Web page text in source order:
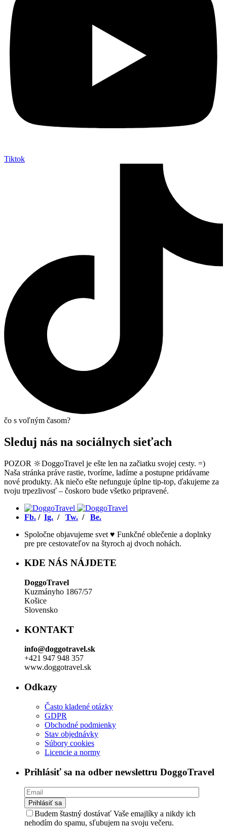
Tiktok
čo s voľným časom?
Sleduj nás na sociálnych sieťach
POZOR 🔆DoggoTravel je ešte len na začiatku svojej cesty. =)
Naša stránka práve rastie, tvoríme, ladíme a postupne pridávame
nové produkty. Ak niečo ešte nefunguje úplne tip-top, ďakujeme za
tvoju trpezlivosť – čoskoro bude všetko pripravené.
Fb. / Ig. / Tw. / Be.
Spoločne objavujeme svet ♥ Funkčné oblečenie a doplnky
pre pre cestovateľov na štyroch aj dvoch nohách.
KDE NÁS NÁJDETE
DoggoTravel
Kuzmányho 1867/57
Košice
Slovensko
KONTAKT
info@doggotravel.sk
+421 947 948 357
www.doggotravel.sk
Odkazy
Často kladené otázky
GDPR
Obchodné podmienky
Stav objednávky
Súbory cookies
Licencie a normy
Prihlásiť sa na odber newslettru DoggoTravel
Budem štastný dostávať Vaše emajlíky a nikdy ich
nehodím do spamu, sľubujem na svoju večeru.